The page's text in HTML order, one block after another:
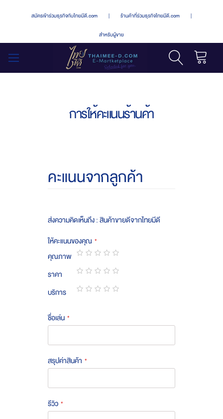
สมัครเข้าร่วมธุรกิจกับไทยมีดี.com | ร้านค้าที่ร่วมธุรกิจไทยมีดี.com |
สำหรับผู้ขาย
การให้คะแนนร้านค้า
คะแนนจากลูกค้า
ส่งความคิดเห็นถึง : สินค้าขายดีจากไทยมีดี
ให้คะแนนของคุณ
คุณภาพ
1
star
2
stars
3
stars
4
stars
5
stars
ราคา
1
star
2
stars
3
stars
4
stars
5
stars
บริการ
ชื่อเล่น
สรุปค่าสินค้า
รีวิว